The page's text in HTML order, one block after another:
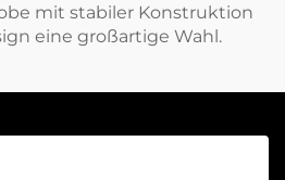
mit stabiler Konstruktion
eine großartige Wahl.